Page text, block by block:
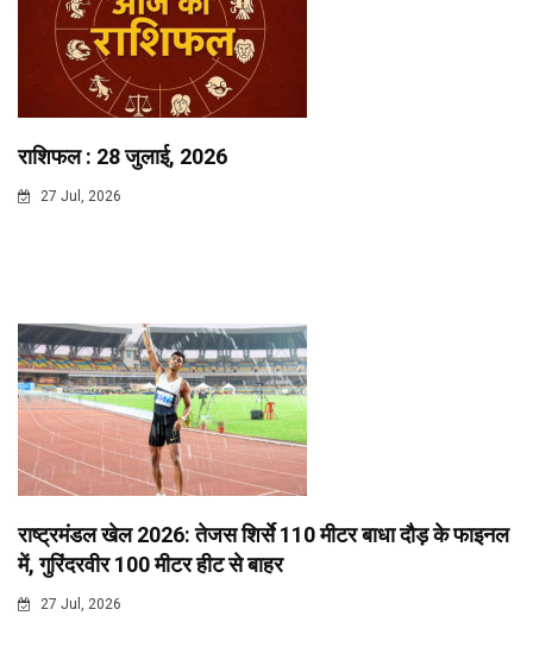
राशिफल : 28 जुलाई, 2026
27 Jul, 2026
राष्ट्रमंडल खेल 2026: तेजस शिर्से 110 मीटर बाधा दौड़ के फाइनल
में, गुरिंदरवीर 100 मीटर हीट से बाहर
27 Jul, 2026